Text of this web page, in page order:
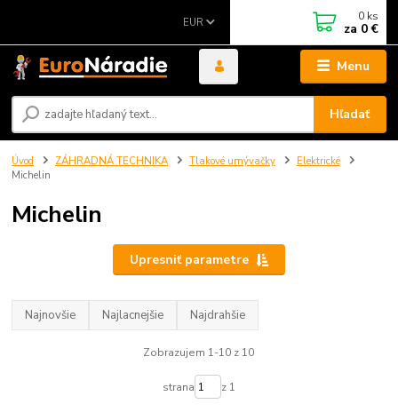
Menu
EUR
Hľadať
0 ks
za 0 €
Úvod ZÁHRADNÁ TECHNIKA Tlakové umývačky
Elektrické
Michelin
Michelin
Upresniť parametre
Najnovšie Najlacnejšie Najdrahšie
Zobrazujem 1-10 z 10
strana z 1